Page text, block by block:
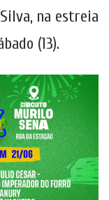
na estreia
(13).